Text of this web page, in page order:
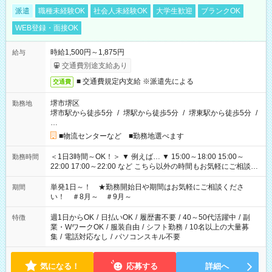
派遣 職種未経験OK 社会人未経験OK 大学生歓迎
ブランクOK
WEB登録・面接OK
給与
時給1,500円～1,875円
交通費別途支給あり
交通費 ■ 交通費規定内支給 ※派遣先による
勤務地
堺市堺区
堺市駅から徒歩5分 / 堺駅から徒歩5分 / 堺東駅から徒歩5分 /
…
■物流センターなど ■勤務地選べます
勤務時間
＜1日3時間～OK！＞ ▼ 例えば… ▼ 15:00～18:00 15:00～
22:00 17:00～22:00 など こちら以外の時間もお気軽にご相談く
ださい！
期間
単発1日～！ ★勤務開始日や期間はお気軽にご相談くださ
い！ ＃8月～ ＃9月～
特徴 週1日からOK / 日払いOK / 履歴書不要 / 40～50代活躍中 / 副
業・WワークOK / 服装自由 / シフト勤務 / 10名以上の大量募
集 / 電話対応なし / パソコンスキル不要
気になる！ 応募する 詳細へ